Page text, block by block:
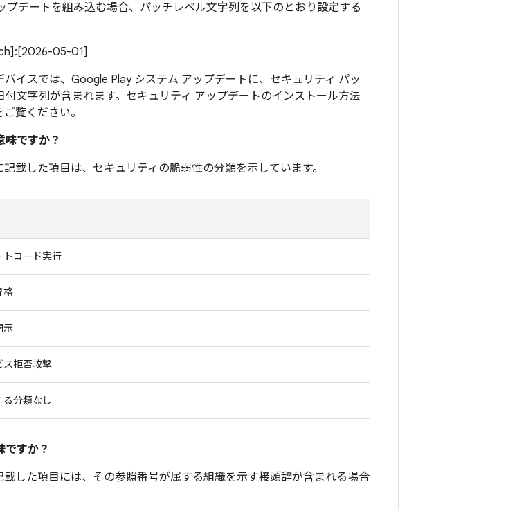
プデートを組み込む場合、パッチレベル文字列を以下のとおり設定する
05-01]
イスでは、Google Play システム アップデートに、セキュリティ パッ
文字列が含まれます。セキュリティ アップデートのインストール方法
ご覧ください。
味ですか？
記載した項目は、セキュリティの脆弱性の分類を示しています。
トコード実行
格
示
ス拒否攻撃
る分類なし
ですか？
載した項目には、その参照番号が属する組織を示す接頭辞が含まれる場合